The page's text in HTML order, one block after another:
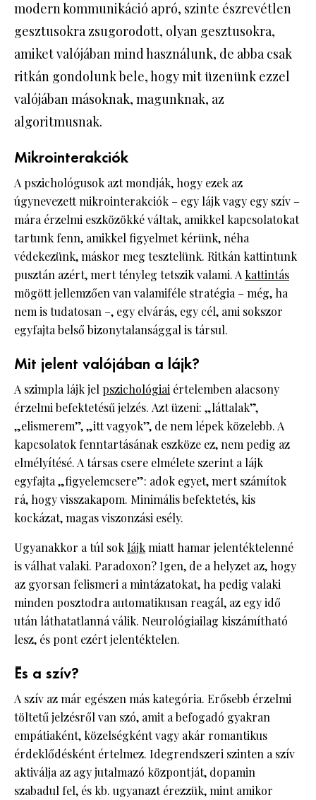
modern kommunikáció apró, szinte észrevétlen
gesztusokra zsugorodott, olyan gesztusokra,
amiket valójában mind használunk, de abba csak
ritkán gondolunk bele, hogy mit üzenünk ezzel
valójában másoknak, magunknak, az
algoritmusnak.
Mikrointerakciók
A pszichológusok azt mondják, hogy ezek az
úgynevezett mikrointerakciók – egy lájk vagy egy szív –
mára érzelmi eszközökké váltak, amikkel kapcsolatokat
tartunk fenn, amikkel figyelmet kérünk, néha
védekezünk, máskor meg tesztelünk. Ritkán kattintunk
pusztán azért, mert tényleg tetszik valami. A kattintás
mögött jellemzően van valamiféle stratégia – még, ha
nem is tudatosan –, egy elvárás, egy cél, ami sokszor
egyfajta belső bizonytalansággal is társul.
Mit jelent valójában a lájk?
A szimpla lájk jel pszichológiai értelemben alacsony
érzelmi befektetésű jelzés. Azt üzeni: „láttalak”,
„elismerem”, „itt vagyok”, de nem lépek közelebb. A
kapcsolatok fenntartásának eszköze ez, nem pedig az
elmélyítésé. A társas csere elmélete szerint a lájk
egyfajta „figyelemcsere”: adok egyet, mert számítok
rá, hogy visszakapom. Minimális befektetés, kis
kockázat, magas viszonzási esély.
Ugyanakkor a túl sok lájkmiatt hamar jelentéktelenné
is válhat valaki. Paradoxon? Igen, de a helyzet az, hogy
az gyorsan felismeri a mintázatokat, ha pedig valaki
minden posztodra automatikusan reagál, az egy idő
után láthatatlanná válik. Neurológiailag kiszámítható
lesz, és pont ezért jelentéktelen.
És a szív?
A szív az már egészen más kategória. Erősebb érzelmi
töltetű jelzésről van szó, amit a befogadó gyakran
empátiaként, közelségként vagy akár romantikus
érdeklődésként értelmez. Idegrendszeri szinten a szív
aktiválja az agy jutalmazó központját, dopamin
szabadul fel, és kb. ugyanazt érezzük, mint amikor